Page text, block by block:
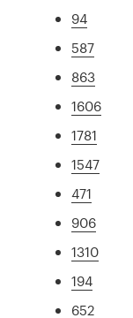
94
587
863
1606
1781
1547
471
906
1310
194
652